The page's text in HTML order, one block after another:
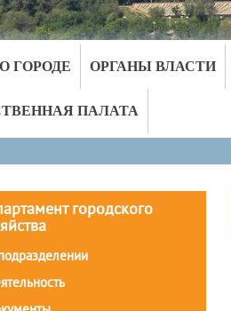
О ГОРОДЕ ОРГАНЫ ВЛАСТИ
ПАЛАТА
городского